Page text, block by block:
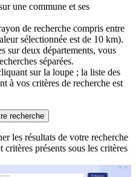
une commune et ses
de recherche compris entre
sélectionnée est de 10 km).
sur deux départements, vous
séparées.
sur la loupe ; la liste des
à vos critères de recherche est
recherche
les résultats de votre recherche
présents sous les critères